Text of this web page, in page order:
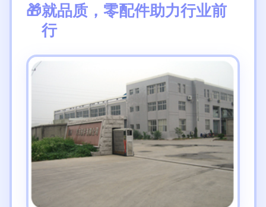
就品质，零配件助力行业前
行